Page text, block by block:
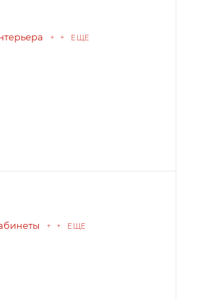
+ + ЕЩЕ
+ + ЕЩЕ